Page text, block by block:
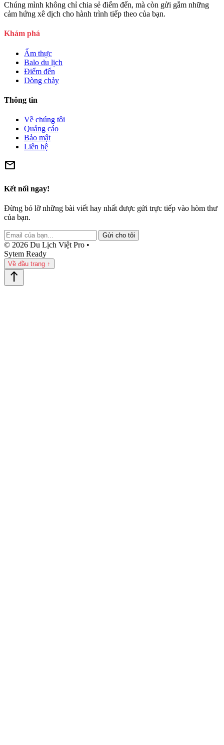
Chúng mình không chỉ chia sẻ điểm đến, mà còn gửi gắm những
cảm hứng xê dịch cho hành trình tiếp theo của bạn.
Khám phá
Ẩm thực
Balo du lịch
Điểm đến
Dòng chảy
Thông tin
Về chúng tôi
Quảng cáo
Bảo mật
Liên hệ
mail
Kết nối ngay!
Đừng bỏ lỡ những bài viết hay nhất được gửi trực tiếp vào hòm thư
của bạn.
Gửi cho tôi
© 2026 Du Lịch Việt Pro •
Sytem Ready
Về đầu trang ↑
north